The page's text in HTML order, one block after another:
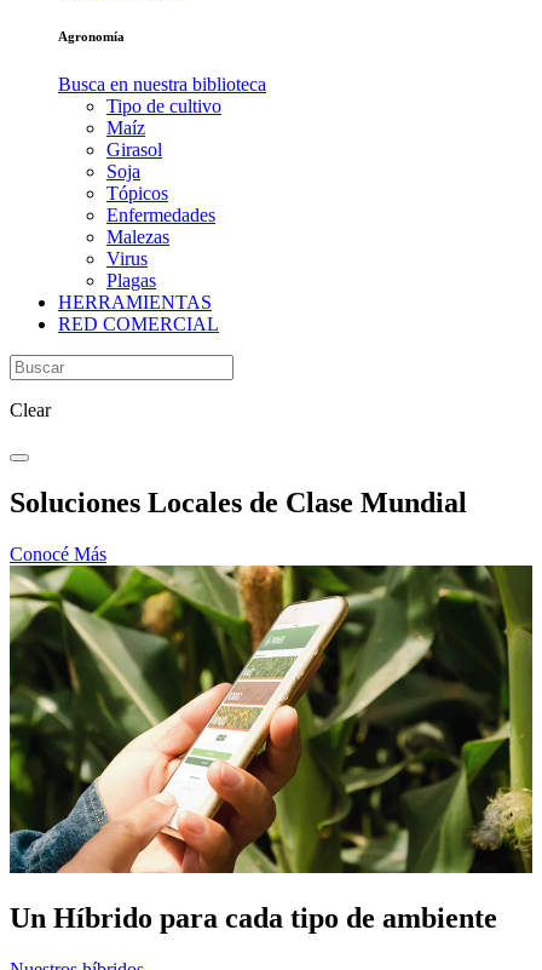
Agronomía
Busca en nuestra biblioteca
Tipo de cultivo
Maíz
Girasol
Soja
Tópicos
Enfermedades
Malezas
Virus
Plagas
HERRAMIENTAS
RED COMERCIAL
Clear
Soluciones Locales de Clase Mundial
Conocé Más
Un Híbrido para cada tipo de ambiente